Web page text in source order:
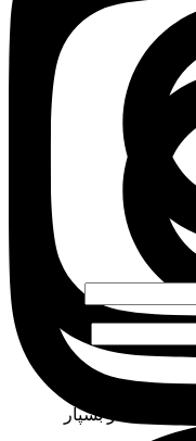
مرا به خاطر بسپار